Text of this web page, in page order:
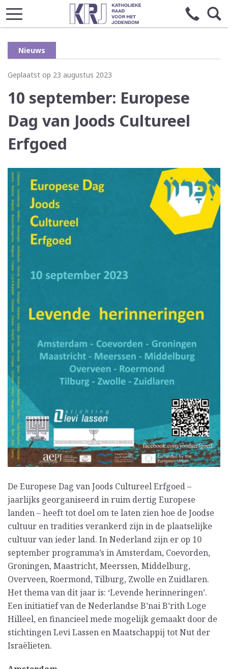
Nieuws
Geplaatst op 23 augustus 2023
10 september: Europese
Dag van Joods Cultureel
Erfgoed
De Europese Dag van Joods Cultureel Erfgoed –
jaarlijks georganiseerd in ruim dertig Europese
landen – heeft tot doel om te laten zien hoe de Joodse
cultuur en tradities verankerd zijn in de plaatselijke
cultuur van ieder land. In Nederland zijn er op 10
september programma’s in Amsterdam, Coevorden,
Groningen, Maastricht, Meerssen, Middelburg,
Overveen, Roermond, Tilburg, Zwolle en Zuidlaren.
Het thema van dit jaar is: ‘Levende herinneringen’.
Een initiatief van de Nederlandse B’nai B’rith Loge
Hilleel, en financieel mede mogelijk gemaakt door de
stichtingen Levi Lassen en Maatschappij tot Nut der
Israëlieten.